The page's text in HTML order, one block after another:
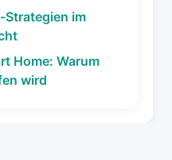
Strategien im
Home: Warum
wird